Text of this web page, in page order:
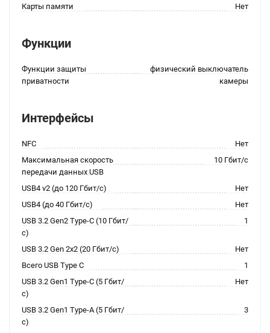
Карты памяти
Нет
Функции
Функции защиты
приватности
физический выключатель
камеры
Интерфейсы
NFC
Нет
Максимальная скорость
передачи данных USB
10 Гбит/с
USB4 v2 (до 120 Гбит/с)
Нет
USB4 (до 40 Гбит/с)
Нет
USB 3.2 Gen2 Type-C (10 Гбит/
с)
1
USB 3.2 Gen 2x2 (20 Гбит/с)
Нет
Всего USB Type C
1
USB 3.2 Gen1 Type-C (5 Гбит/
с)
Нет
USB 3.2 Gen1 Type-A (5 Гбит/
с)
3